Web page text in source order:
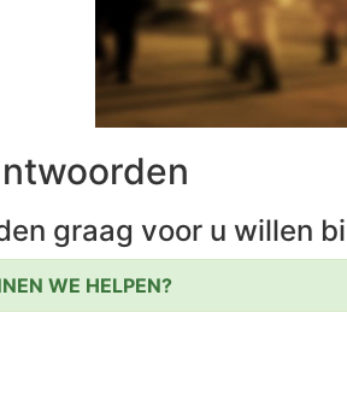
graag voor u willen
WE HELPEN?